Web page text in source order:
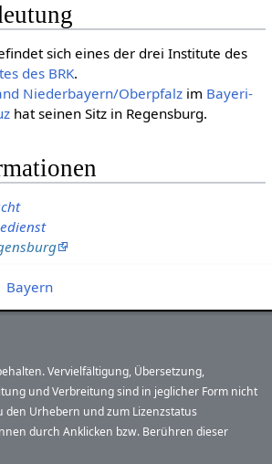
sich eines der drei Institute des
des BRK.
Niederbayern/Oberpfalz im Baye­ri­
hat seinen Sitz in Regensburg.
Bayern
Vervielfältigung, Übersetzung,
und Verbreitung sind in jeglicher Form nicht
Urhebern und zum Lizenzstatus
durch Anklicken bzw. Berühren dieser